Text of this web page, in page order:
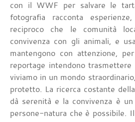
con il WWF per salvare le
fotografia racconta
reciproco che le comunità
convivenza con gli animali, e
mantengono con attenzione,
reportage intendono trasmettere
viviamo in un mondo
protetto. La ricerca costante
dà serenità e la convivenza è
persone-natura che è possibile.